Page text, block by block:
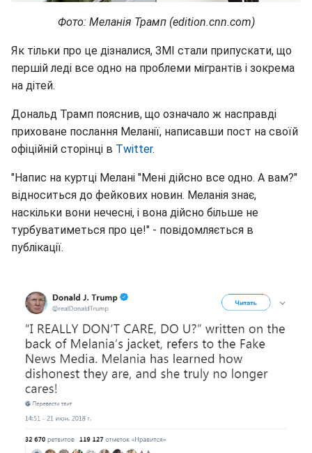
Фото: Меланія Трамп (edition.cnn.com)
Як тільки про це дізналися, ЗМІ стали припускати, що
першій леді все одно на проблеми мігрантів і зокрема
на дітей.
Дональд Трамп пояснив, що означало ж насправді
приховане послання Меланії, написавши пост на своїй
офіційній сторінці в Twitter.
"Напис на куртці Мелані "Мені дійсно все одно. А вам?"
відноситься до фейкових новин. Меланія знає,
наскільки вони нечесні, і вона дійсно більше не
турбуватиметься про це!" - повідомляється в
публікації.